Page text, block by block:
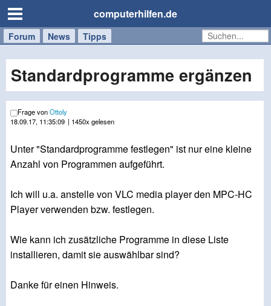
computerhilfen.de
Forum News Tipps
Handy
Tablet
Windows
Mac
Standardprogramme ergänzen
Frage vonOttoly
18.09.17, 11:35:09 | 1450x gelesen
Unter "Standardprogramme festlegen" ist nur eine kleine
Anzahl von Programmen aufgeführt.
Ich will u.a. anstelle von VLC media player den MPC-HC
Player verwenden bzw. festlegen.
Wie kann ich zusätzliche Programme in diese Liste
installieren, damit sie auswählbar sind?
Danke für einen Hinweis.